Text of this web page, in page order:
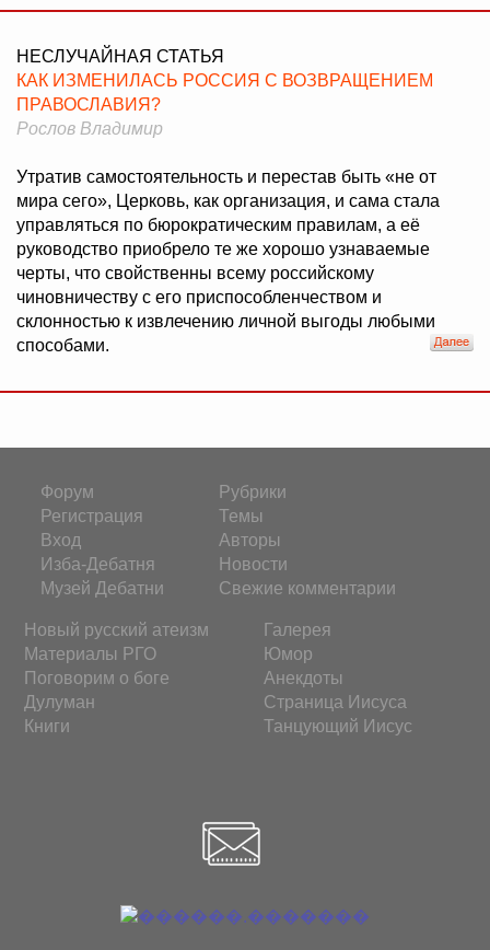
НЕСЛУЧАЙНАЯ СТАТЬЯ
КАК ИЗМЕНИЛАСЬ РОССИЯ С ВОЗВРАЩЕНИЕМ
ПРАВОСЛАВИЯ?
Рослов Владимир
Утратив самостоятельность и перестав быть «не от
мира сего», Церковь, как организация, и сама стала
управляться по бюрократическим правилам, а её
руководство приобрело те же хорошо узнаваемые
черты, что свойственны всему российскому
чиновничеству с его приспособленчеством и
склонностью к извлечению личной выгоды любыми
способами.
Форум
Регистрация
Вход
Изба-Дебатня
Музей Дебатни
Рубрики
Темы
Авторы
Новости
Свежие комментарии
Новый русский атеизм
Материалы РГО
Поговорим о боге
Дулуман
Книги
Галерея
Юмор
Анекдоты
Страница Иисуса
Танцующий Иисус